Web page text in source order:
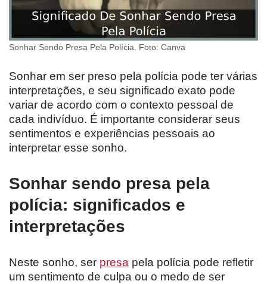
Sonhar Sendo Presa Pela Polícia. Foto: Canva
Sonhar em ser preso pela polícia pode ter várias
interpretações, e seu significado exato pode
variar de acordo com o contexto pessoal de
cada indivíduo. É importante considerar seus
sentimentos e experiências pessoais ao
interpretar esse sonho.
Sonhar sendo presa pela
polícia: significados e
interpretações
Neste sonho, ser presa pela polícia pode refletir
um sentimento de culpa ou o medo de ser